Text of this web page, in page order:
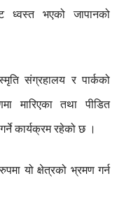
ध्वस्त भएको जापानको
संग्रहालय र पार्कको
मारिएका तथा पीडित
कार्यक्रम रहेको छ ।
यो क्षेत्रको भ्रमण गर्न